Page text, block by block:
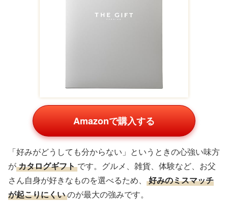
Amazonで購入する
「好みがどうしても分からない」というときの心強い味方
がカタログギフト です。グルメ、雑貨、体験など、お父
さん自身が好きなものを選べるため、
好みのミスマッチ
が起こりにくいのが最大の強みです。